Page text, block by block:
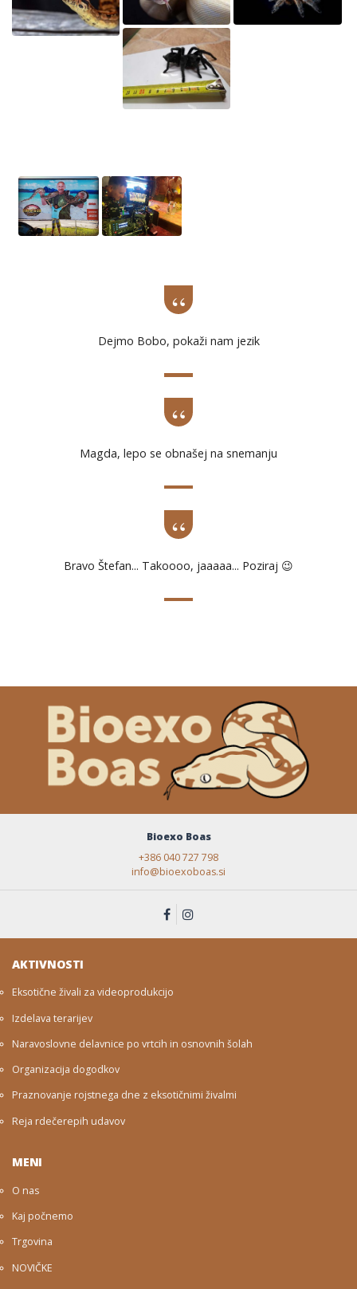
Dejmo Bobo, pokaži nam jezik
Magda, lepo se obnašej na snemanju
Bravo Štefan... Takoooo, jaaaaa... Poziraj 😉
Bioexo Boas
+386 040 727 798
info@bioexoboas.si
AKTIVNOSTI
Eksotične živali za videoprodukcijo
Izdelava terarijev
Naravoslovne delavnice po vrtcih in osnovnih šolah
Organizacija dogodkov
Praznovanje rojstnega dne z eksotičnimi živalmi
Reja rdečerepih udavov
MENI
O nas
Kaj počnemo
Trgovina
NOVIČKE